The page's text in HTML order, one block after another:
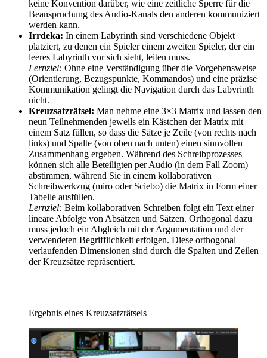
keine Konvention darüber, wie eine zeitliche Sperre für die
Beanspruchung des Audio-Kanals den anderen kommuniziert
werden kann.
Irrdeka: In einem Labyrinth sind verschiedene Objekt
platziert, zu denen ein Spieler einem zweiten Spieler, der ein
leeres Labyrinth vor sich sieht, leiten muss.
Lernziel: Ohne eine Verständigung über die Vorgehensweise
(Orientierung, Bezugspunkte, Kommandos) und eine präzise
Kommunikation gelingt die Navigation durch das Labyrinth
nicht.
Kreuzsatzrätsel: Man nehme eine 3×3 Matrix und lassen den
neun Teilnehmenden jeweils ein Kästchen der Matrix mit
einem Satz füllen, so dass die Sätze je Zeile (von rechts nach
links) und Spalte (von oben nach unten) einen sinnvollen
Zusammenhang ergeben. Während des Schreibprozesses
können sich alle Beteiligten per Audio (in dem Fall Zoom)
abstimmen, während Sie in einem kollaborativen
Schreibwerkzug (miro oder Sciebo) die Matrix in Form einer
Tabelle ausfüllen.
Lernziel: Beim kollaborativen Schreiben folgt ein Text einer
lineare Abfolge von Absätzen und Sätzen. Orthogonal dazu
muss jedoch ein Abgleich mit der Argumentation und der
verwendeten Begrifflichkeit erfolgen. Diese orthogonal
verlaufenden Dimensionen sind durch die Spalten und Zeilen
der Kreuzsätze repräsentiert.
Ergebnis eines Kreuzsatzrätsels